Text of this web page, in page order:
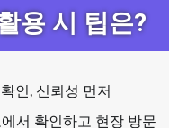
용 시 팁은?
인, 신뢰성 먼저
서 확인하고 현장 방문